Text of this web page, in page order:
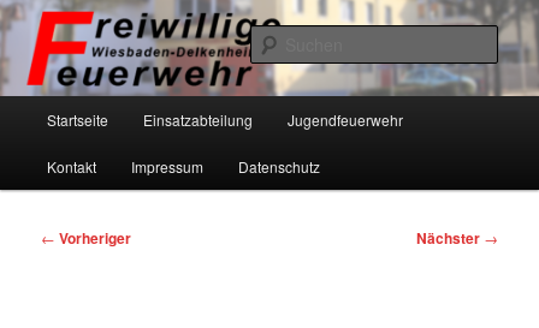
Zum
primären
Inhalt
springenFreiwillige Feuerwehr Wiesbaden-
Startseite Einsatzabteilung Jugendfeuerwehr
Kontakt Impressum Datenschutz
Beitragsnavigation
← Vorheriger Nächster →